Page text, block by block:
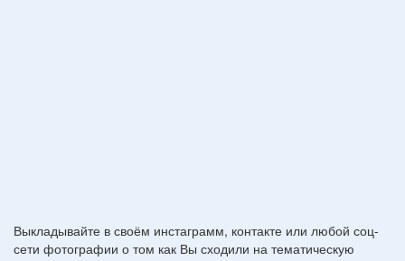
Выкладывайте в своём инстаграмм, контакте или любой соц-
сети фотографии о том как Вы сходили на тематическую